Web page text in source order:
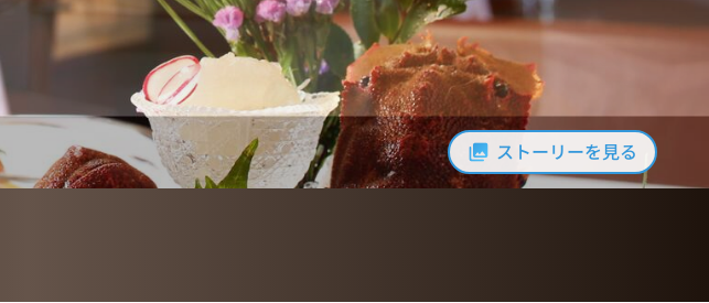
ストーリーを見る